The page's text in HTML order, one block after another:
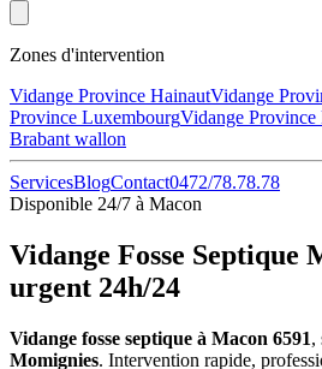
Zones d'intervention
Vidange Province HainautVidange
Province LuxembourgVidange Province
Brabant wallon
ServicesBlogContact0472/78.78.78
Disponible 24/7 à Macon
Vidange Fosse Septique
urgent 24h/24
Vidange fosse septique à Macon 6591,
Momignies. Intervention rapide,